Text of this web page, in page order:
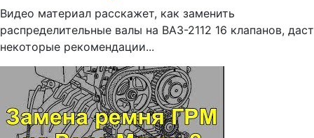
Видео материал расскажет, как заменить
распределительные валы на ВАЗ-2112 16 клапанов, даст
некоторые рекомендации...